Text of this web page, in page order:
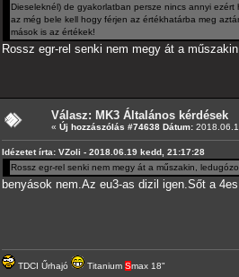
Dieseleknél) de gyakorlatban persze nincs annyi
az még bele kell hogy férjen az értékhatárba meg
mások is az értékek!
Rossz egr-rel senki nem megy át a
Válasz: MK3 Általános kérdések
« Új hozzászólás #74638 Dátum:
Idézetet írta: VZoli - 2018.06.19 kedd, 21:17:28
Rossz egr-rel senki nem megy át a műszakin,
benyások nem.Az eu3-as dizil igen.Sőt a
TDCI Űrhajó Titanium Smax 18"